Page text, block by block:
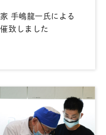
手嶋龍一氏による
致しました